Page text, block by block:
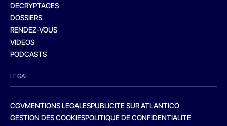
DECRYPTAGES
DOSSIERS
RENDEZ-VOUS
VIDEOS
PODCASTS
LEGAL
CGVMENTIONS LEGALESPUBLICITE SUR ATLANTICO
GESTION DES COOKIESPOLITIQUE DE CONFIDENTIALITE